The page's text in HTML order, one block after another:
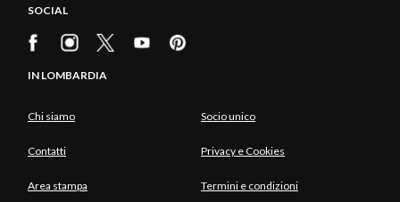
SOCIAL
IN LOMBARDIA
Chi siamo Socio unico
Contatti Privacy e Cookies
Area stampa Termini e condizioni